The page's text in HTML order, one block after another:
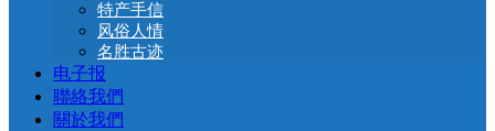
特产手信
风俗人情
名胜古迹
电子报
聯絡我們
關於我們